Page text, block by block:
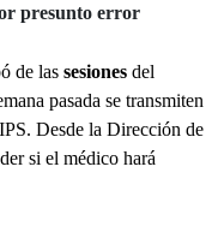
presunto error
de las sesiones del
pasada se transmiten
Desde la Dirección de
si el médico hará